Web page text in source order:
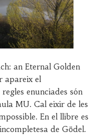
an Eternal Golden
apareix el
enunciades són
MU. Cal eixir de les
En el llibre es
de Gödel.